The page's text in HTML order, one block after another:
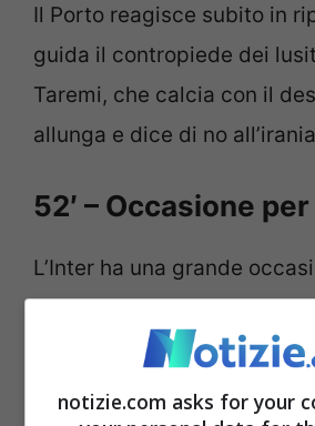
Il Porto reagisce subito in
guida il contropiede dei
Taremi, che calcia con il
allunga e dice di no
52′ – Occasione
L’Inter ha una grande
portarsi in vantaggio. Palla
per Barella che, scattato sul
fuorigioco, ci prova con il
notizie.com asks for your